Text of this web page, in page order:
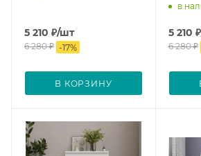
5 210 ₽/шт
6 280₽ -17%
В КОРЗИНУ
в
5 210 ₽
6 280₽